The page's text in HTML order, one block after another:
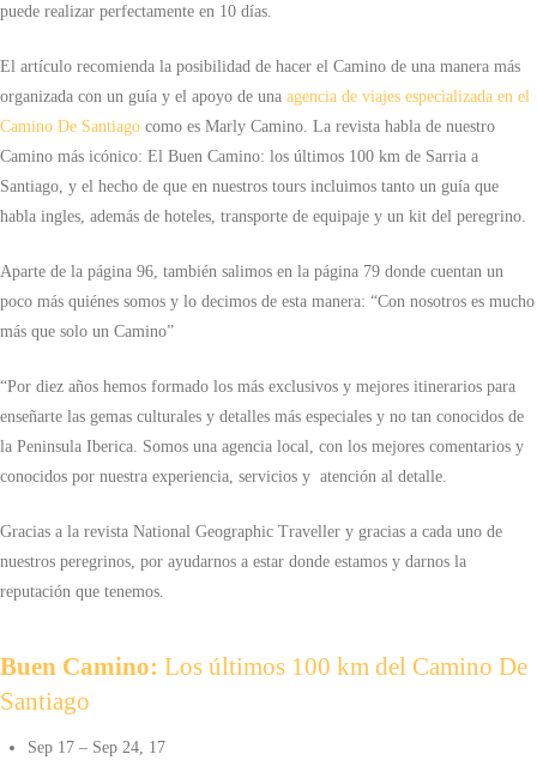
puede realizar perfectamente en 10 días.
El artículo recomienda la posibilidad de hacer el Camino de una manera más
organizada con un guía y el apoyo de una agencia de viajes especializada en el
Camino De Santiago como es Marly Camino. La revista habla de nuestro
Camino más icónico: El Buen Camino: los últimos 100 km de Sarria a
Santiago, y el hecho de que en nuestros tours incluimos tanto un guía que
habla ingles, además de hoteles, transporte de equipaje y un kit del peregrino.
Aparte de la página 96, también salimos en la página 79 donde cuentan un
poco más quiénes somos y lo decimos de esta manera: “Con nosotros es mucho
más que solo un Camino”
“Por diez años hemos formado los más exclusivos y mejores itinerarios para
enseñarte las gemas culturales y detalles más especiales y no tan conocidos de
la Peninsula Iberica. Somos una agencia local, con los mejores comentarios y
conocidos por nuestra experiencia, servicios y atención al detalle.
Gracias a la revista National Geographic Traveller y gracias a cada uno de
nuestros peregrinos, por ayudarnos a estar donde estamos y darnos la
reputación que tenemos.
Buen Camino: Los últimos 100 km del Camino De
Santiago
Sep 17 – Sep 24, 17